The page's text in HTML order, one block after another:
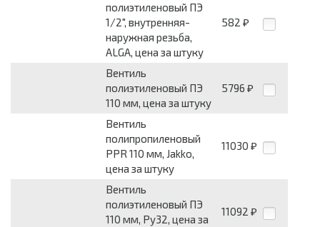
полиэтиленовый ПЭ
1/2", внутренняя-
наружная резьба,
ALGA, цена за штуку
582 ₽
Вентиль
полиэтиленовый ПЭ
110 мм, цена за штуку
5796 ₽
Вентиль
полипропиленовый
PPR 110 мм, Jakko,
цена за штуку
11030 ₽
Вентиль
полиэтиленовый ПЭ
110 мм, Ру32, цена за
11092 ₽